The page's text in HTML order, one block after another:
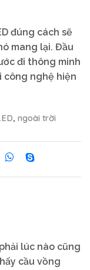
đúng cách sẽ
mang lại. Đầu
đi thông minh
công nghệ hiện
, ngoài trời
lúc nào cũng
cầu vồng